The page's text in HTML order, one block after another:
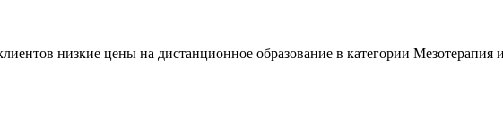
низкие цены на дистанционное образование в категории Мезотерапия